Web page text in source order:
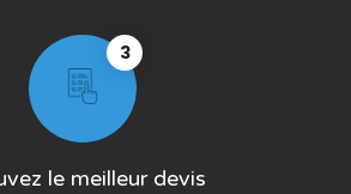
3
le meilleur devis